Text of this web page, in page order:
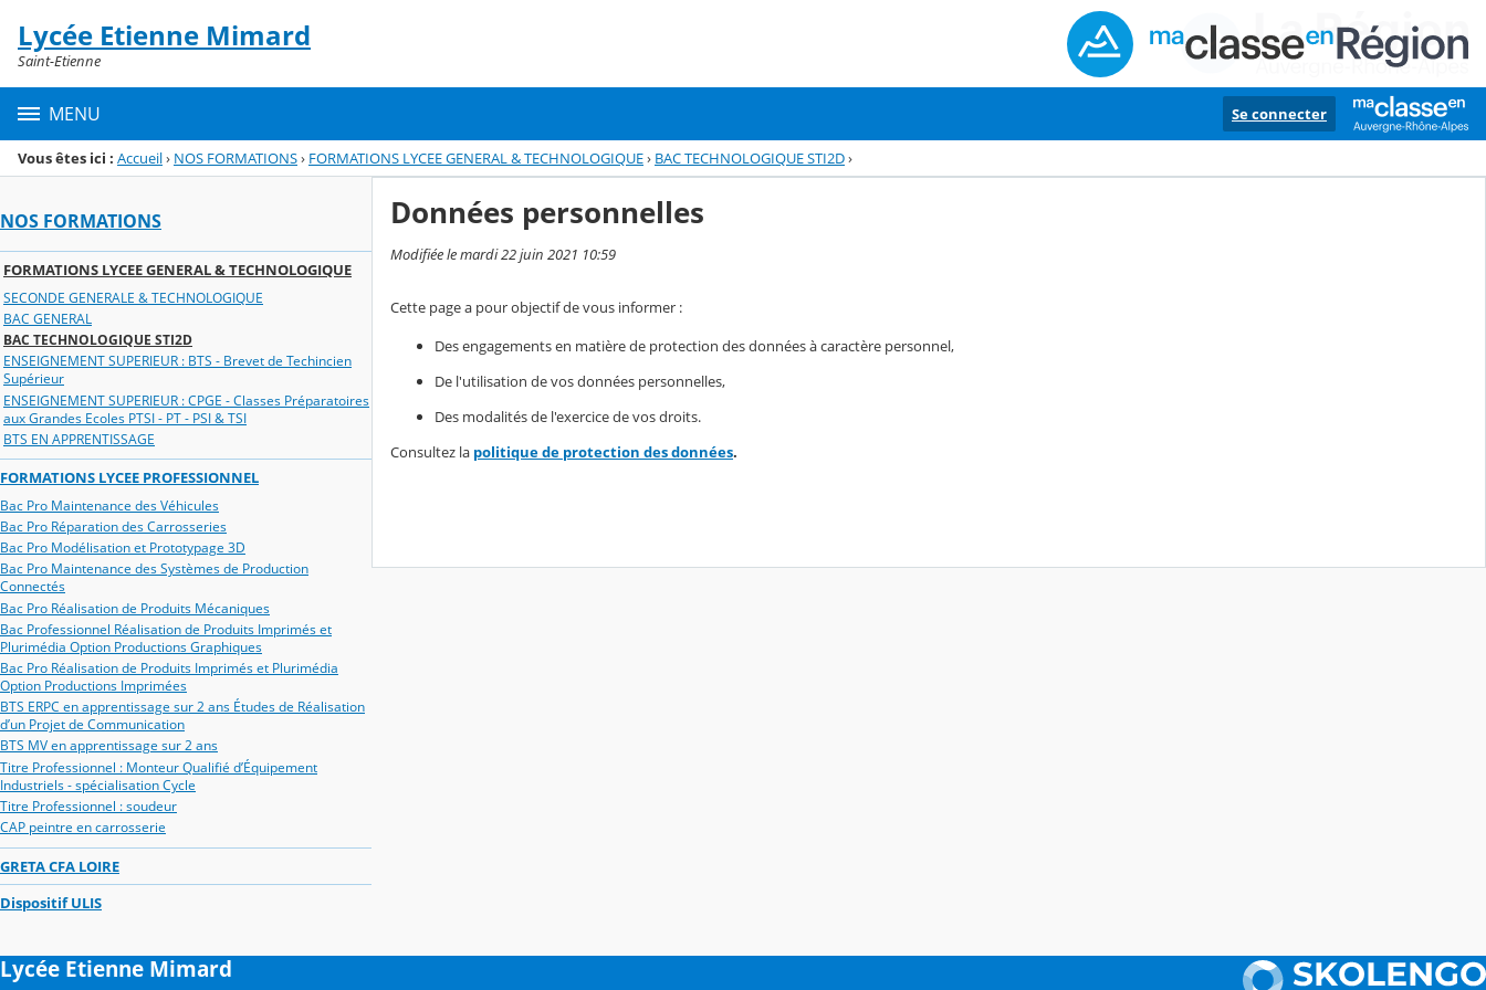
Menu de la rubrique
Contenu
Lycée Etienne Mimard
Saint-Etienne
MENU Se connecter
Vous êtes ici : Accueil› NOS FORMATIONS› FORMATIONS LYCEE GENERAL & TECHNOLOGIQUE› BAC TECHNOLOGIQUE STI2D›
NOS FORMATIONS
FORMATIONS LYCEE GENERAL & TECHNOLOGIQUE
SECONDE GENERALE & TECHNOLOGIQUE
BAC GENERAL
BAC TECHNOLOGIQUE STI2D
ENSEIGNEMENT SUPERIEUR : BTS - Brevet de Techincien
Supérieur
ENSEIGNEMENT SUPERIEUR : CPGE - Classes Préparatoires
aux Grandes Ecoles PTSI - PT - PSI & TSI
BTS EN APPRENTISSAGE
FORMATIONS LYCEE PROFESSIONNEL
Bac Pro Maintenance des Véhicules
Bac Pro Réparation des Carrosseries
Bac Pro Modélisation et Prototypage 3D
Bac Pro Maintenance des Systèmes de Production
Connectés
Bac Pro Réalisation de Produits Mécaniques
Bac Professionnel Réalisation de Produits Imprimés et
Plurimédia Option Productions Graphiques
Bac Pro Réalisation de Produits Imprimés et Plurimédia
Option Productions Imprimées
BTS ERPC en apprentissage sur 2 ans Études de Réalisation
d’un Projet de Communication
BTS MV en apprentissage sur 2 ans
Titre Professionnel : Monteur Qualifié d’Équipement
Industriels - spécialisation Cycle
Titre Professionnel : soudeur
CAP peintre en carrosserie
GRETA CFA LOIRE
Dispositif ULIS
Données personnelles
Modifiée le mardi 22 juin 2021 10:59
Cette page a pour objectif de vous informer :
Des engagements en matière de protection des données à caractère personnel,
De l'utilisation de vos données personnelles,
Des modalités de l'exercice de vos droits.
Consultez la politique de protection des données.
Lycée Etienne Mimard